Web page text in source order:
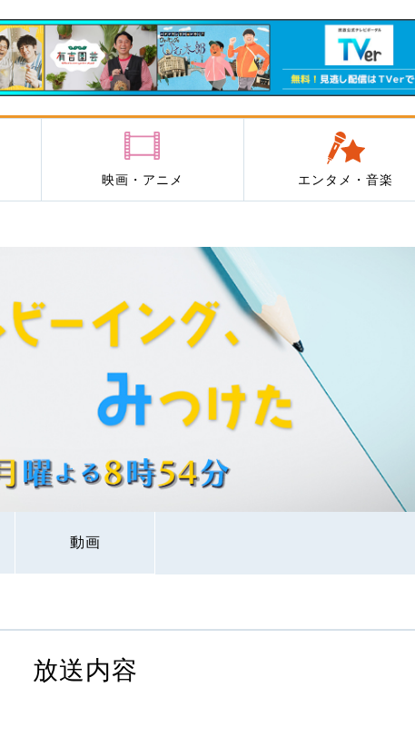
映画・アニメ エンタメ・音楽
動画
放送内容